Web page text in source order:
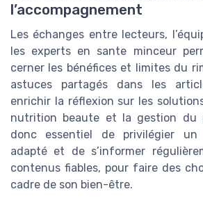
l’accompagnement
Les échanges entre lecteurs,
les experts en sante minceur
cerner les bénéfices et limites du
astuces partagés dans les
enrichir la réflexion sur les
nutrition beaute et la gestion du
donc essentiel de privilégier un
adapté et de s’informer
contenus fiables, pour faire des
cadre de son bien-être.